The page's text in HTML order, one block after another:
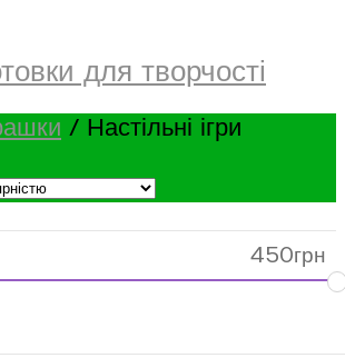
для творчості
/ Настільні ігри
450грн